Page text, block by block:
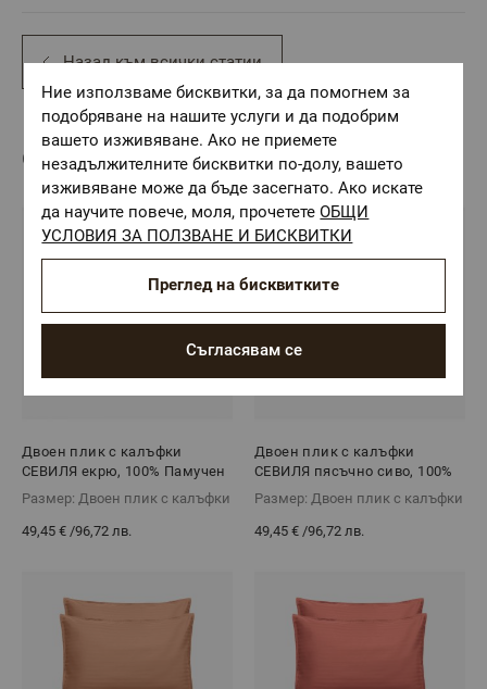
Назад към всички статии
Свързани продукти
Двоен плик с калъфки
СЕВИЛЯ екрю, 100% Памучен
сатен, 3 части
Размер: Двоен плик с калъфки
49,45 € /96,72 лв.
Двоен плик с калъфки
СЕВИЛЯ пясъчно сиво, 100%
Памучен сатен, 3 части
Размер: Двоен плик с калъфки
49,45 € /96,72 лв.
Ние използваме бисквитки, за да помогнем за
подобряване на нашите услуги и да подобрим
вашето изживяване. Ако не приемете
незадължителните бисквитки по-долу, вашето
изживяване може да бъде засегнато. Ако искате
да научите повече, моля, прочететеОБЩИ
УСЛОВИЯ ЗА ПОЛЗВАНЕ И БИСКВИТКИ
Съгласявам се
Преглед на бисквитките